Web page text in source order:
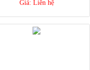
Giá: Liên hệ